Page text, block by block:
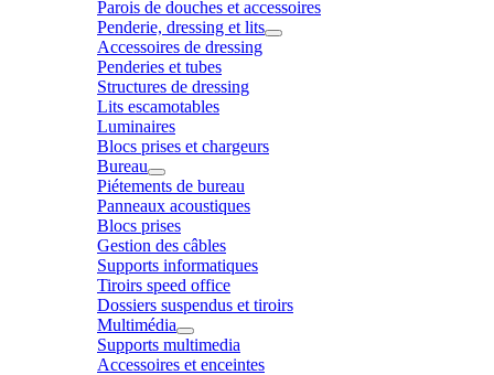
Parois de douches et accessoires
Penderie, dressing et lits
Accessoires de dressing
Penderies et tubes
Structures de dressing
Lits escamotables
Luminaires
Blocs prises et chargeurs
Bureau
Piétements de bureau
Panneaux acoustiques
Blocs prises
Gestion des câbles
Supports informatiques
Tiroirs speed office
Dossiers suspendus et tiroirs
Multimédia
Supports multimedia
Accessoires et enceintes